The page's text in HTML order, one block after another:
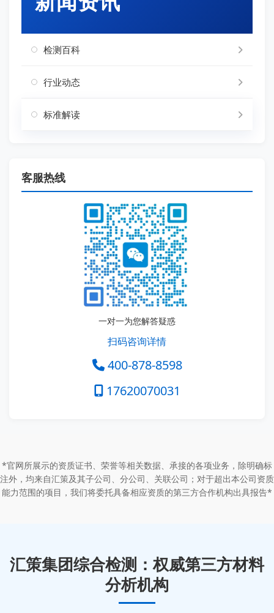
检测百科
行业动态
标准解读
客服热线
一对一为您解答疑惑
扫码咨询详情
400-878-8598
17620070031
*官网所展示的资质证书、荣誉等相关数据、承接的各项业务，除明确标
注外，均来自汇策及其子公司、分公司、关联公司；对于超出本公司资质
能力范围的项目，我们将委托具备相应资质的第三方合作机构出具报告*
汇策集团综合检测：权威第三方材料
分析机构